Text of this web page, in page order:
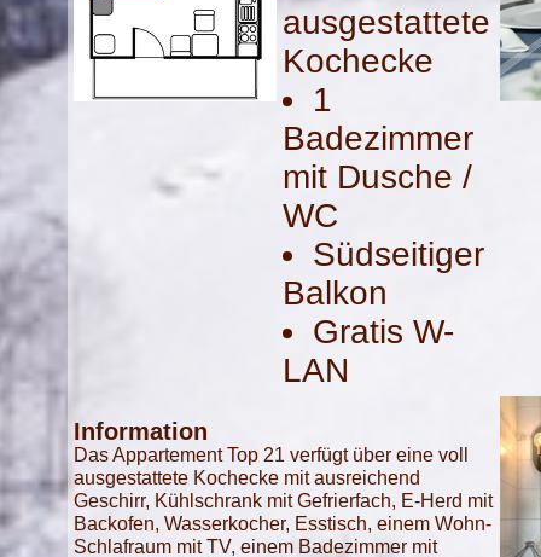
ausgestattete
Kochecke
1
Badezimmer
mit Dusche /
WC
Südseitiger
Balkon
Gratis W-
LAN
Information
Das Appartement Top 21 verfügt über eine voll
ausgestattete Kochecke mit ausreichend
Geschirr, Kühlschrank mit Gefrierfach, E-Herd mit
Backofen, Wasserkocher, Esstisch, einem Wohn-
Schlafraum mit TV, einem Badezimmer mit